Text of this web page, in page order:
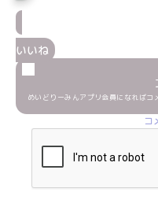
いいね
めいどりーみんアプリ会員になれば
コ